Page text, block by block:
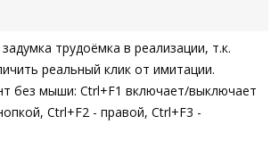
трудоёмка в реализации, т.к.
реальный клик от имитации.
без мыши: Ctrl+F1 включает/выключает
Ctrl+F2 - правой, Ctrl+F3 -